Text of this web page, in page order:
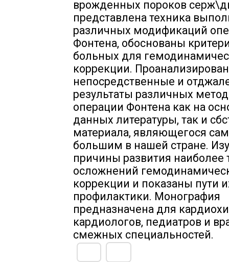
врожденных пороков
представлена техника
различных модификаций
Фонтена, обоснованы
больных для
коррекции.
непосредственные и
результаты различных
операции Фонтена как на
данных литературы, так и
материала, являющегося
большим в нашей стране.
причины развития наиболее
осложнений
коррекции и показаны пути
профилактики. Монография
предназначена для
кардиологов, педиатров и
смежных специальностей.